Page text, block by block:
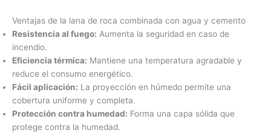
Ventajas de la lana de roca combinada con agua y cemento
Resistencia al fuego: Aumenta la seguridad en caso de
incendio.
Eficiencia térmica: Mantiene una temperatura agradable y
reduce el consumo energético.
Fácil aplicación: La proyección en húmedo permite una
cobertura uniforme y completa.
Protección contra humedad: Forma una capa sólida que
protege contra la humedad.